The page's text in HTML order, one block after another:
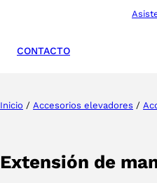
CONTACTO
Inicio / Accesorios elevadores /
Extensión de